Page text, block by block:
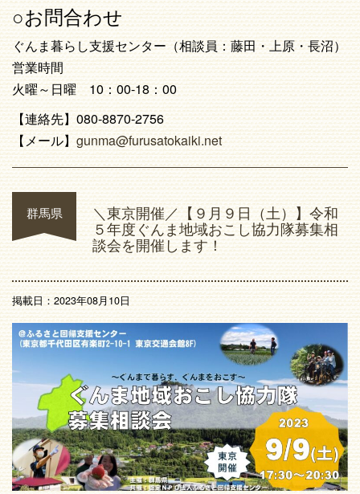
○お問合わせ
ぐんま暮らし支援センター（相談員：藤田・上原・長沼）
営業時間
火曜～日曜 10：00-18：00
【連絡先】080-8870-2756
【メール】gunma@furusatokaiki.net
群馬県 ＼東京開催／【９月９日（土）】令和
５年度ぐんま地域おこし協力隊募集相
談会を開催します！
掲載日：2023年08月10日